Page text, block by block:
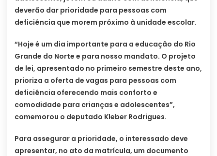
deverão dar prioridade para pessoas com
deficiência que morem próximo à unidade escolar.
“Hoje é um dia importante para a educação do Rio
Grande do Norte e para nosso mandato. O projeto
de lei, apresentado no primeiro semestre deste ano,
prioriza a oferta de vagas para pessoas com
deficiência oferecendo mais conforto e
comodidade para crianças e adolescentes”,
comemorou o deputado Kleber Rodrigues.
Para assegurar a prioridade, o interessado deve
apresentar, no ato da matrícula, um documento